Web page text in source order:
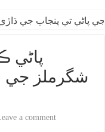
پاڻي تي پنجاب جي
شگرملز جي
a comment